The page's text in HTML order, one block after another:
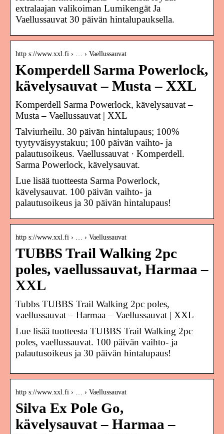
extralaajan valikoiman Lumikengät Ja
Vaellussauvat 30 päivän hintalupauksella.
http s://www.xxl.fi › … › Vaellussauvat
Komperdell Sarma Powerlock,
kävelysauvat – Musta – XXL
Komperdell Sarma Powerlock, kävelysauvat –
Musta – Vaellussauvat | XXL
Talviurheilu. 30 päivän hintalupaus; 100%
tyytyväisyystakuu; 100 päivän vaihto- ja
palautusoikeus. Vaellussauvat · Komperdell.
Sarma Powerlock, kävelysauvat.
Lue lisää tuotteesta Sarma Powerlock,
kävelysauvat. 100 päivän vaihto- ja
palautusoikeus ja 30 päivän hintalupaus!
http s://www.xxl.fi › … › Vaellussauvat
TUBBS Trail Walking 2pc
poles, vaellussauvat, Harmaa –
XXL
Tubbs TUBBS Trail Walking 2pc poles,
vaellussauvat – Harmaa – Vaellussauvat | XXL
Lue lisää tuotteesta TUBBS Trail Walking 2pc
poles, vaellussauvat. 100 päivän vaihto- ja
palautusoikeus ja 30 päivän hintalupaus!
http s://www.xxl.fi › … › Vaellussauvat
Silva Ex Pole Go,
kävelysauvat – Harmaa –